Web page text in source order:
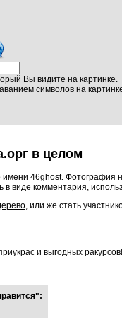
Вы видите на картинке.
символов на
в целом
имени 46ghost. Фотография
в виде комментария,
, или же стать
и выгодных ракурсов!